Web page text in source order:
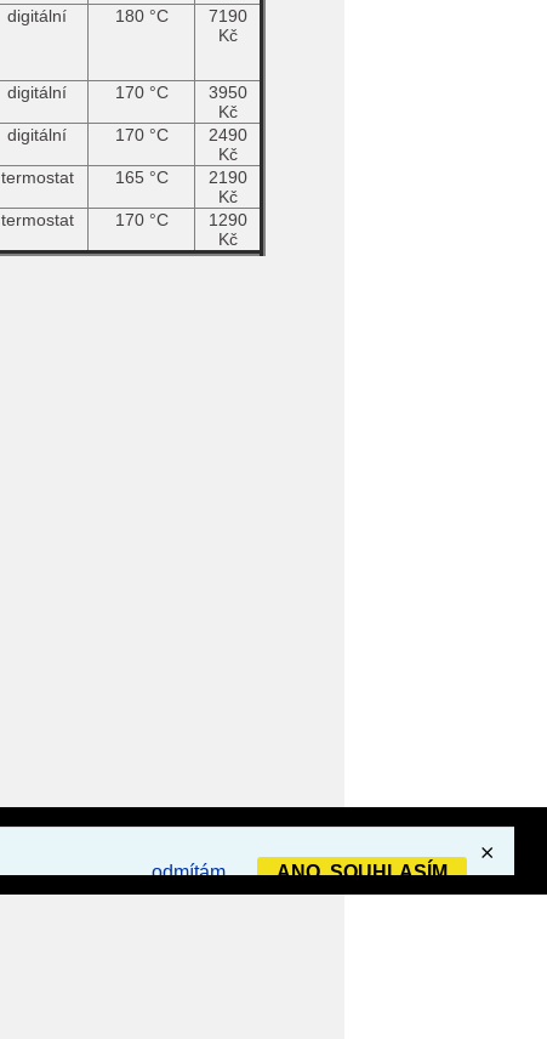
digitální 180 °C
7190
Kč
digitální 170 °C
3950
Kč
digitální 170 °C
2490
Kč
termostat 165 °C
2190
Kč
termostat 170 °C
1290
Kč